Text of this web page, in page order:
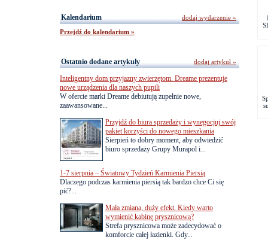
Kalendarium
Przejdź do kalendarium »
dodaj wydarzenie »
Ostatnio dodane artykuły
Inteligentny dom przyjazny zwierzętom. Dreame prezentuje
nowe urządzenia dla naszych pupili
W ofercie marki Dreame debiutują zupełnie nowe,
zaawansowane...
Przyjdź do biura sprzedaży i wynegocjuj swój
pakiet korzyści do nowego mieszkania
Sierpień to dobry moment, aby odwiedzić
biuro sprzedaży Grupy Murapol i...
1-7 sierpnia – Światowy Tydzień Karmienia Piersią
Dlaczego podczas karmienia piersią tak bardzo chce Ci się
pić?...
Mała zmiana, duży efekt. Kiedy warto
wymienić kabinę prysznicową?
Strefa prysznicowa może zadecydować o
komforcie całej łazienki. Gdy...
dodaj artykuł »